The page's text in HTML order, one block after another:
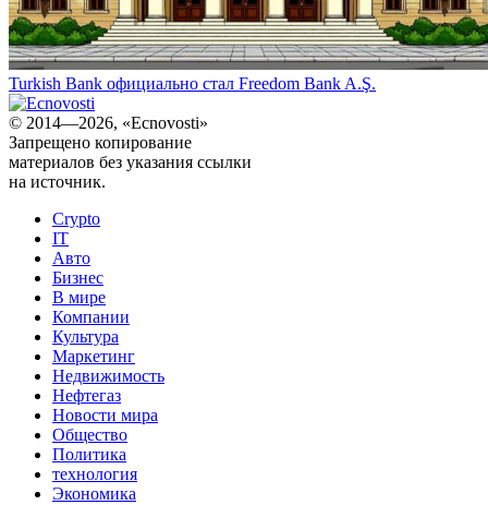
Turkish Bank официально стал Freedom Bank A.Ş.
© 2014—2026, «Ecnovosti»
Запрещено копирование
материалов без указания ссылки
на источник.
Crypto
IT
Авто
Бизнес
В мире
Компании
Культура
Маркетинг
Недвижимость
Нефтегаз
Новости мира
Общество
Политика
технология
Экономика